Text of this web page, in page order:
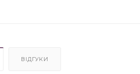
ВІДГУКИ